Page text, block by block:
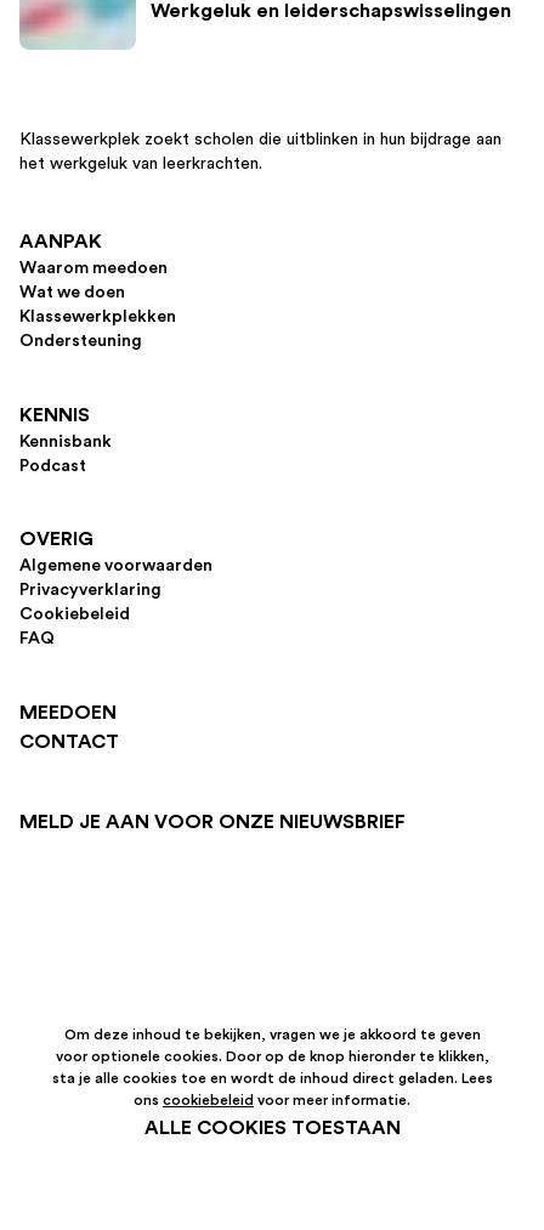
Werkgeluk en leiderschapswisselingen
Klassewerkplek zoekt scholen die uitblinken in hun bijdrage aan
het werkgeluk van leerkrachten.
AANPAK
Waarom meedoen
Wat we doen
Klassewerkplekken
Ondersteuning
KENNIS
Kennisbank
Podcast
OVERIG
Algemene voorwaarden
Privacyverklaring
Cookiebeleid
FAQ
MEEDOEN
CONTACT
MELD JE AAN VOOR ONZE NIEUWSBRIEF
Om deze inhoud te bekijken, vragen we je akkoord te geven
voor optionele cookies. Door op de knop hieronder te klikken,
sta je alle cookies toe en wordt de inhoud direct geladen. Lees
ons cookiebeleid voor meer informatie.
ALLE COOKIES TOESTAAN